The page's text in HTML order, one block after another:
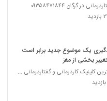
در گرگان ۰۹۳۵۸۴۷۱۸۴۴
یک موضوع جدید برابر است
بخشی از مغز
بهترین کلینیک کاردرمانی و گفتاردرمانی تهران